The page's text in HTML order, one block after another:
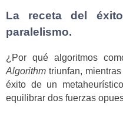
La receta del
paralelismo.
¿Por qué algoritmos
Algorithm triunfan,
éxito de un
equilibrar dos fuerzas